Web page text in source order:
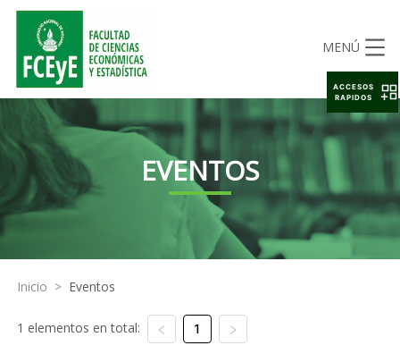
MENÚ
EVENTOS
Inicio > Eventos
1 elementos en total: 1
ACCESOS
RAPIDOS